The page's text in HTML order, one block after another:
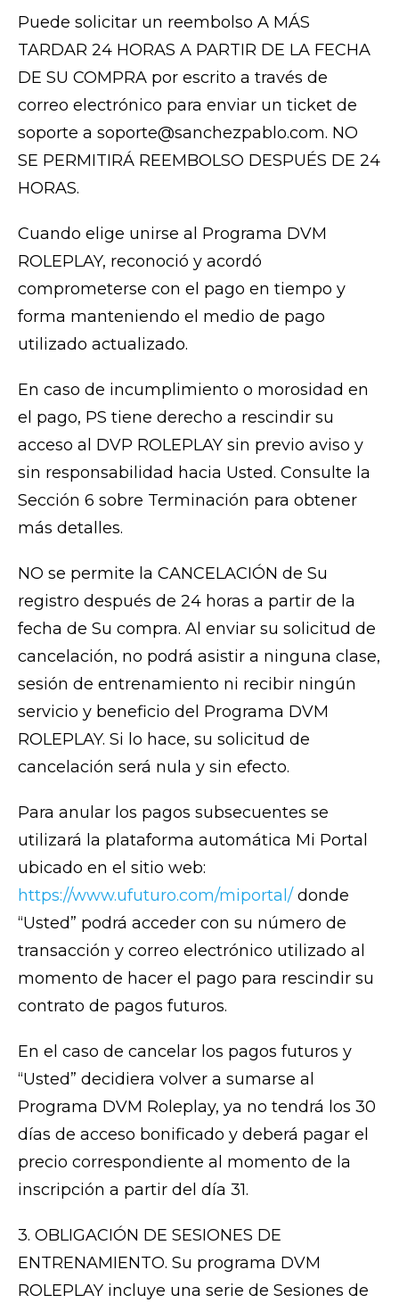
Puede solicitar un reembolso A MÁS
TARDAR 24 HORAS A PARTIR DE LA FECHA
DE SU COMPRA por escrito a través de
correo electrónico para enviar un ticket de
soporte a soporte@sanchezpablo.com. NO
SE PERMITIRÁ REEMBOLSO DESPUÉS DE 24
HORAS.
Cuando elige unirse al Programa DVM
ROLEPLAY, reconoció y acordó
comprometerse con el pago en tiempo y
forma manteniendo el medio de pago
utilizado actualizado.
En caso de incumplimiento o morosidad en
el pago, PS tiene derecho a rescindir su
acceso al DVP ROLEPLAY sin previo aviso y
sin responsabilidad hacia Usted. Consulte la
Sección 6 sobre Terminación para obtener
más detalles.
NO se permite la CANCELACIÓN de Su
registro después de 24 horas a partir de la
fecha de Su compra. Al enviar su solicitud de
cancelación, no podrá asistir a ninguna clase,
sesión de entrenamiento ni recibir ningún
servicio y beneficio del Programa DVM
ROLEPLAY. Si lo hace, su solicitud de
cancelación será nula y sin efecto.
Para anular los pagos subsecuentes se
utilizará la plataforma automática Mi Portal
ubicado en el sitio web:
https://www.ufuturo.com/miportal/ donde
“Usted” podrá acceder con su número de
transacción y correo electrónico utilizado al
momento de hacer el pago para rescindir su
contrato de pagos futuros.
En el caso de cancelar los pagos futuros y
“Usted” decidiera volver a sumarse al
Programa DVM Roleplay, ya no tendrá los 30
días de acceso bonificado y deberá pagar el
precio correspondiente al momento de la
inscripción a partir del día 31.
3. OBLIGACIÓN DE SESIONES DE
ENTRENAMIENTO. Su programa DVM
ROLEPLAY incluye una serie de Sesiones de